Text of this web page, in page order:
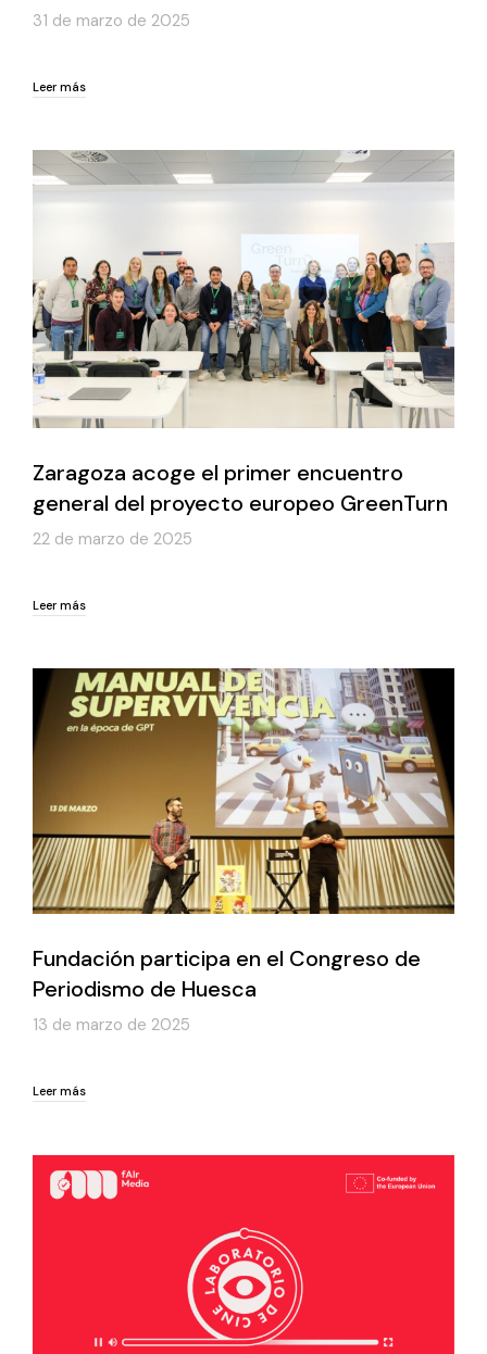
31 de marzo de 2025
Leer más
Zaragoza acoge el primer encuentro
general del proyecto europeo GreenTurn
22 de marzo de 2025
Leer más
Fundación participa en el Congreso de
Periodismo de Huesca
13 de marzo de 2025
Leer más